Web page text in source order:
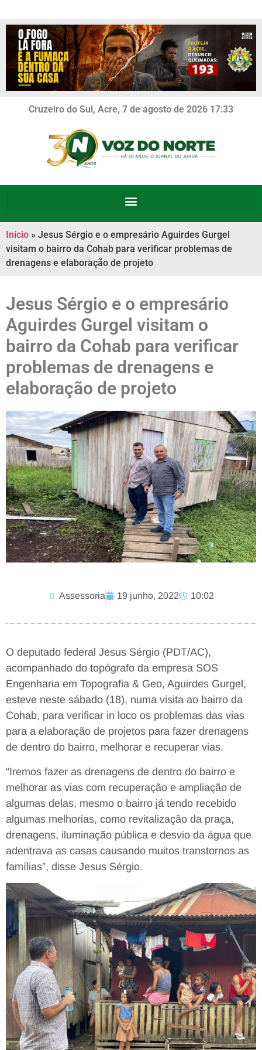
Cruzeiro do Sul, Acre, 7 de agosto de 2026 17:33
Início » Jesus Sérgio e o empresário Aguirdes Gurgel
visitam o bairro da Cohab para verificar problemas de
drenagens e elaboração de projeto
Jesus Sérgio e o empresário
Aguirdes Gurgel visitam o
bairro da Cohab para verificar
problemas de drenagens e
elaboração de projeto
Assessoria 19 junho, 2022 10:02
O deputado federal Jesus Sérgio (PDT/AC),
acompanhado do topógrafo da empresa SOS
Engenharia em Topografia & Geo, Aguirdes Gurgel,
esteve neste sábado (18), numa visita ao bairro da
Cohab, para verificar in loco os problemas das vias
para a elaboração de projetos para fazer drenagens
de dentro do bairro, melhorar e recuperar vias.
“Iremos fazer as drenagens de dentro do bairro e
melhorar as vias com recuperação e ampliação de
algumas delas, mesmo o bairro já tendo recebido
algumas melhorias, como revitalização da praça,
drenagens, iluminação pública e desvio da água que
adentrava as casas causando muitos transtornos as
famílias”, disse Jesus Sérgio.